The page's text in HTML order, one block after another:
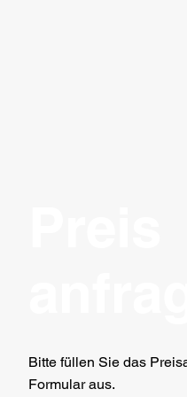
Bitte füllen Sie das
Formular aus.